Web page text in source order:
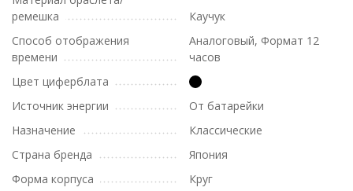
ремешка
Каучук
Способ отображения
времени
Аналоговый, Формат 12
часов
Цвет циферблата
Источник энергии
От батарейки
Назначение
Классические
Страна бренда
Япония
Форма корпуса
Круг